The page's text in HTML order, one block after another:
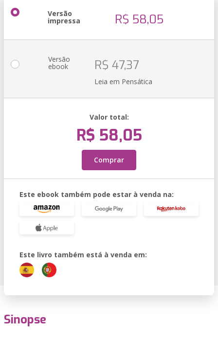
Versão
impressa R$ 58,05
Versão
ebook R$ 47,37
Leia em Pensática
Valor total:
R$ 58,05
Comprar
Este ebook também pode estar à venda na:
Este livro também está à venda em:
Sinopse